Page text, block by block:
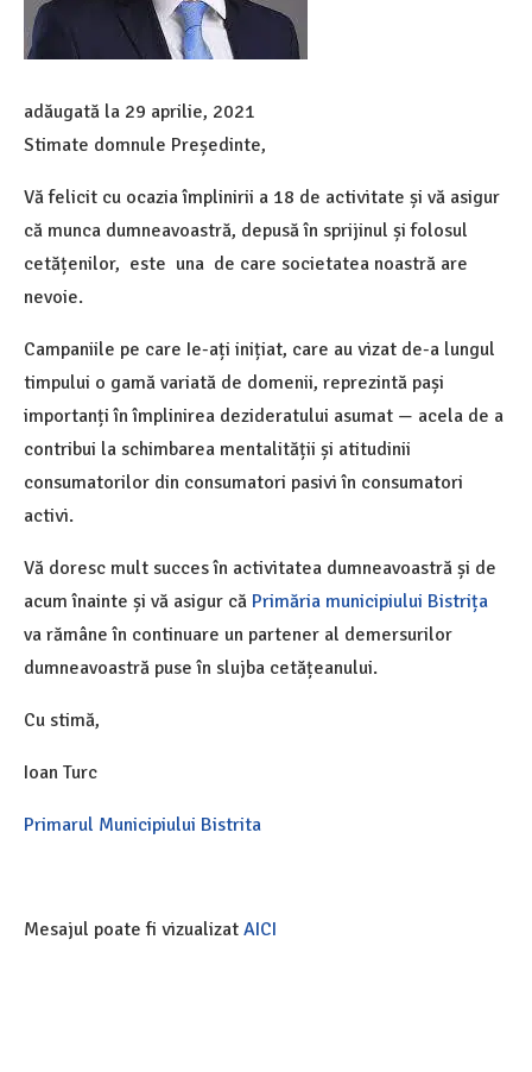
adăugată la 29 aprilie, 2021
Stimate domnule Președinte,
Vă felicit cu ocazia împlinirii a 18 de activitate și vă asigur
că munca dumneavoastră, depusă în sprijinul și folosul
cetățenilor, este una de care societatea noastră are
nevoie.
Campaniile pe care Ie-ați inițiat, care au vizat de-a lungul
timpului o gamă variată de domenii, reprezintă pași
importanți în împlinirea dezideratului asumat — acela de a
contribui la schimbarea mentalității și atitudinii
consumatorilor din consumatori pasivi în consumatori
activi.
Vă doresc mult succes în activitatea dumneavoastră și de
acum înainte și vă asigur că Primăria municipiului Bistrița
va rămâne în continuare un partener al demersurilor
dumneavoastră puse în slujba cetățeanului.
Cu stimă,
Ioan Turc
Primarul Municipiului Bistrita
Mesajul poate fi vizualizat AICI